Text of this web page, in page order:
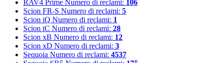
RAV4 Prime Numero di reclami: 106
Scion FR-S Numero di reclami: 5
Scion iQ Numero di reclami: 1
Scion tC Numero di reclami: 28
Scion xB Numero di reclami: 12
Scion xD Numero di reclami: 3
Sequoia Numero di reclami: 4537